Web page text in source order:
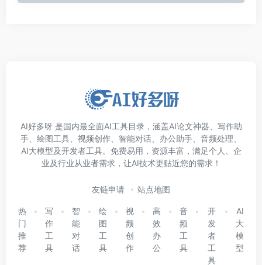
AI好多呀 是国内最全面AI工具目录，涵盖AI论文神器、写作助
手、绘图工具、视频创作、智能对话、办公助手、音频处理、
AI大模型及开发者工具。免费易用，资源丰富，满足个人、企
业及行业从业者需求，让AI技术更贴近您的需求！
友链申请 站点地图
热
门
推
荐
写
作
工
具
智
能
对
话
绘
图
工
具
视
频
创
作
高
效
办
公
音
频
工
具
开
发
者
工
具
AI
大
模
型